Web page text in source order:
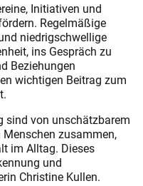
Initiativen und
Regelmäßige
niedrigschwellige
ins Gespräch zu
Beziehungen
wichtigen Beitrag zum
sind von unschätzbarem
zusammen,
im Alltag. Dieses
und
Christine Kullen.